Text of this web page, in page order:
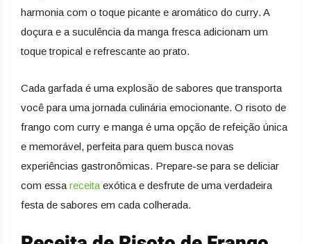
harmonia com o toque picante e aromático do curry. A
doçura e a suculência da manga fresca adicionam um
toque tropical e refrescante ao prato.
Cada garfada é uma explosão de sabores que transporta
você para uma jornada culinária emocionante. O risoto de
frango com curry e manga é uma opção de refeição única
e memorável, perfeita para quem busca novas
experiências gastronômicas. Prepare-se para se deliciar
com essa receita exótica e desfrute de uma verdadeira
festa de sabores em cada colherada.